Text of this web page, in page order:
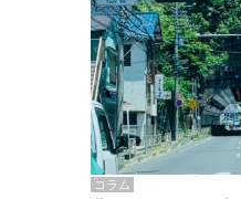
『街歩き研修「アール
ム、和風バロック」』
掲載
コラム